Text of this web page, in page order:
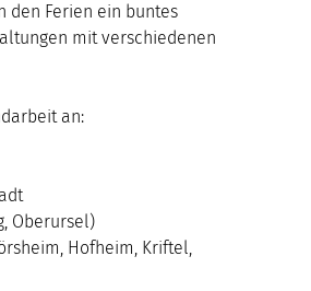
den Ferien ein buntes
mit verschiedenen
an:
Oberursel)
Hofheim, Kriftel,